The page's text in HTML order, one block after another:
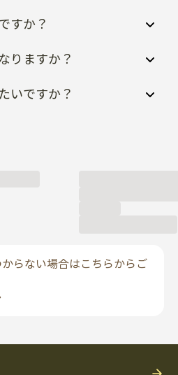
すか？
りますか？
いですか？
らない場合はこちらからご